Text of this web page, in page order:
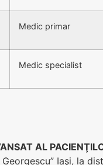
Medic primar
Medic specialist
AL
Georgescu” Iaşi,